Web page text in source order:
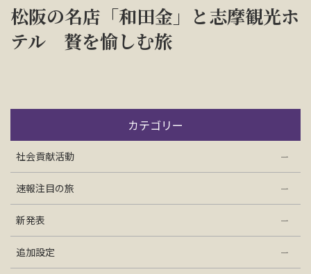
旅のひろば
イベント
会社情報
松阪の名店「和田金」と志摩観光ホ
テル 贅を愉しむ旅
カテゴリー
社会貢献活動
速報注目の旅
新発表
追加設定